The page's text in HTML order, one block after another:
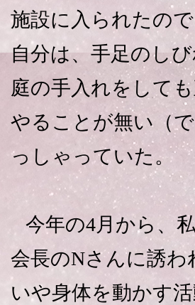
施設に入られたの
自分は、手足のし
庭の手入れをして
やることが無い（
っしゃっていた。
今年の4月から、
会長のNさんに誘
いや身体を動かす